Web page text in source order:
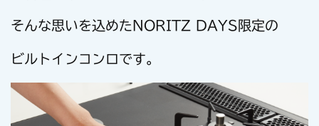
そんな思いを込めたNORITZ DAYS限定の
ビルトインコンロです。